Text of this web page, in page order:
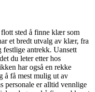
sted å finne klær som
et bredt utvalg av klær, fra
antrekk. Uansett
du leter etter hos
har også en rekke
å få mest mulig ut av
personale er alltid vennlige